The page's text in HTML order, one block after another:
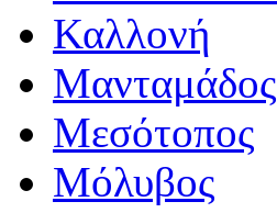
Καλλονή
Μανταμάδος
Μεσότοπος
Μόλυβος